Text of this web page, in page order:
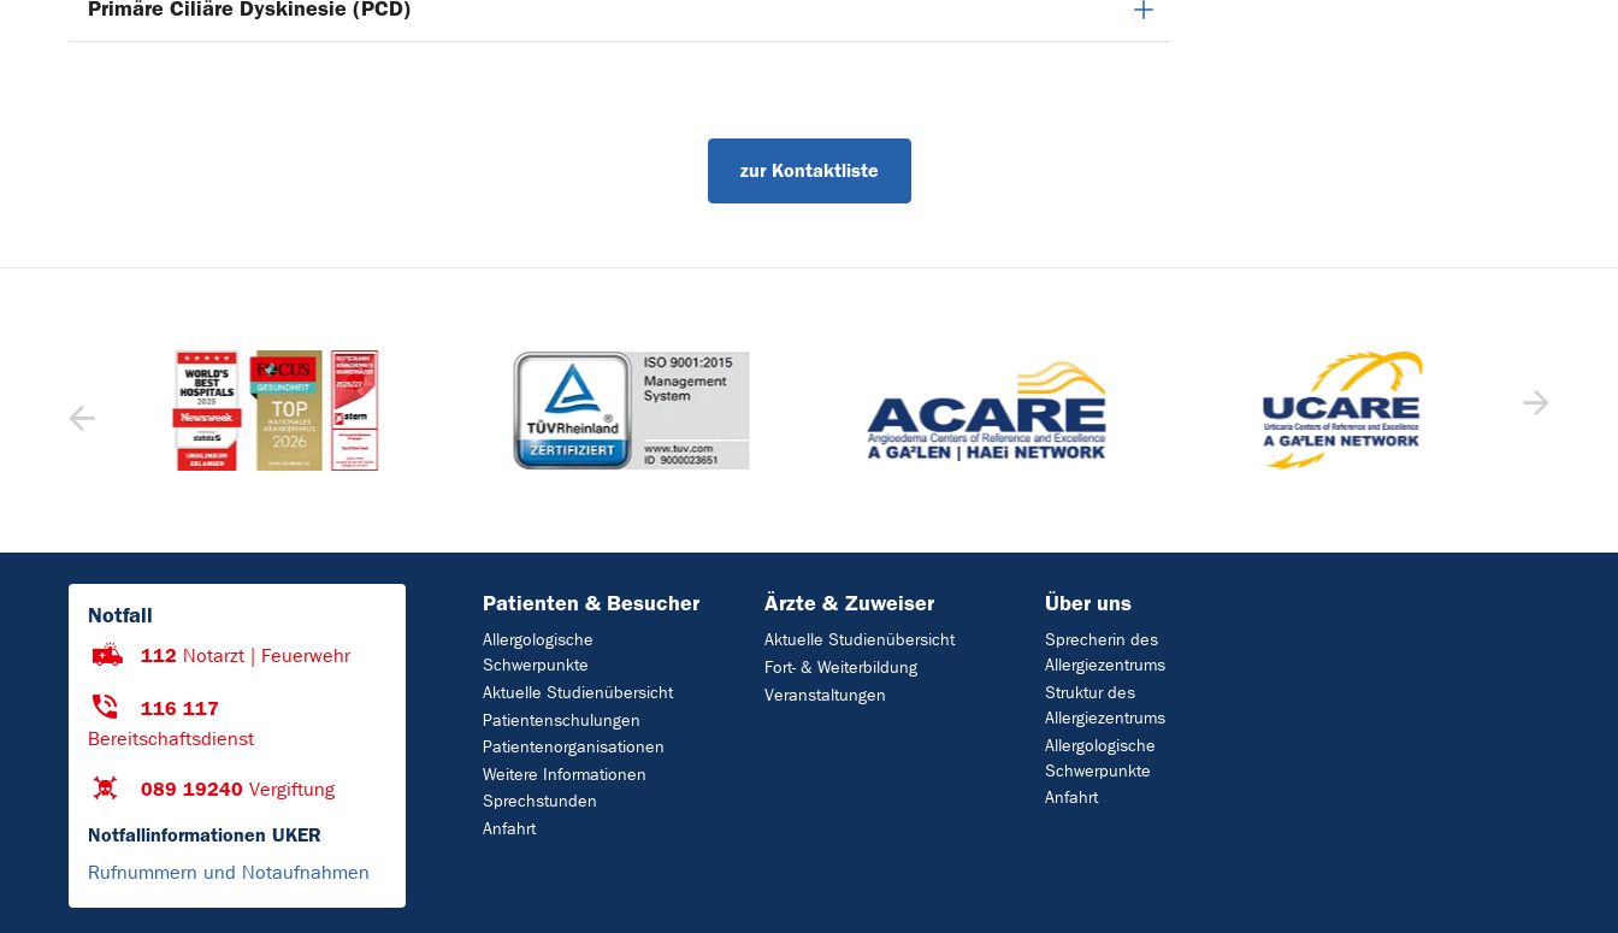
Primäre Ciliäre Dyskinesie (PCD)
zur Kontaktliste
Notfall
112 Notarzt | Feuerwehr
116 117
Bereitschaftsdienst
089 19240 Vergiftung
Notfallinformationen UKER
Rufnummern und Notaufnahmen
Patienten & Besucher
Allergologische
Schwerpunkte
Aktuelle Studienübersicht
Patientenschulungen
Patientenorganisationen
Weitere Informationen
Sprechstunden
Anfahrt
Ärzte & Zuweiser
Aktuelle Studienübersicht
Fort- & Weiterbildung
Veranstaltungen
Über uns
Sprecherin des
Allergiezentrums
Struktur des
Allergiezentrums
Allergologische
Schwerpunkte
Anfahrt